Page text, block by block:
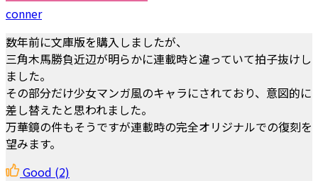
conner
数年前に文庫版を購入しましたが、
三角木馬勝負近辺が明らかに連載時と違っていて拍子抜けし
ました。
その部分だけ少女マンガ風のキャラにされており、意図的に
差し替えたと思われました。
万華鏡の件もそうですが連載時の完全オリジナルでの復刻を
望みます。
Good (2)